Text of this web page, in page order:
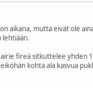
aikana, mutta eivät ole
lehtiään.
fireä sitkuttelee yhden
kohta ala kasvua